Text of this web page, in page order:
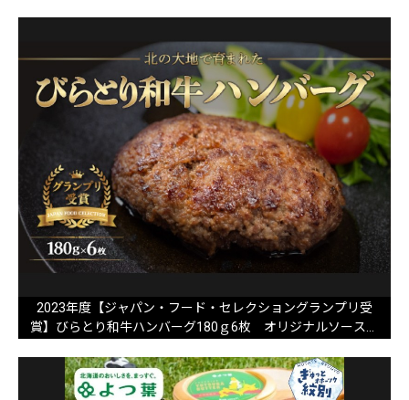
2023年度【ジャパン・フード・セレクショングランプリ受
賞】びらとり和牛ハンバーグ180ｇ6枚 オリジナルソース付